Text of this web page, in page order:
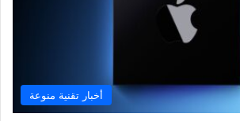
أخبار تقنية منوعة